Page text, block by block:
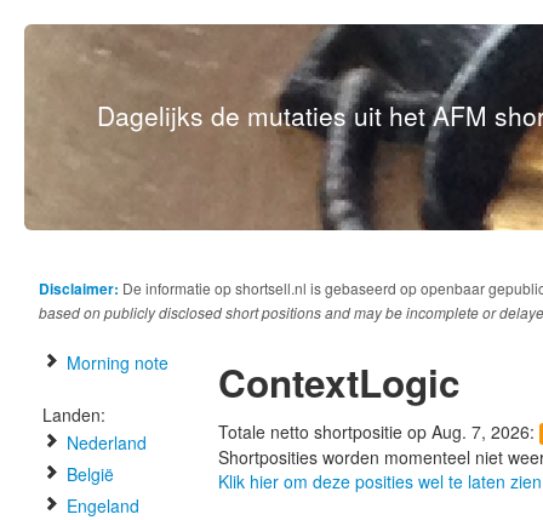
Dagelijks de mutaties uit het AFM
Disclaimer: De informatie op shortsell.nl is gebaseerd op openbaar
based on publicly disclosed short positions and may be incomplete or
Morning note
Landen:
Nederland
België
Engeland
ContextLogic
Totale netto shortpositie op Aug. 7, 2026:
Shortposities worden momenteel niet
Klik hier om deze posities wel te laten zien